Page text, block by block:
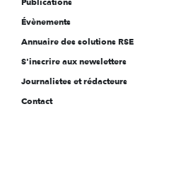
Évènements
Annuaire des solutions RSE
S'inscrire aux newsletters
Journalistes et rédacteurs
Contact